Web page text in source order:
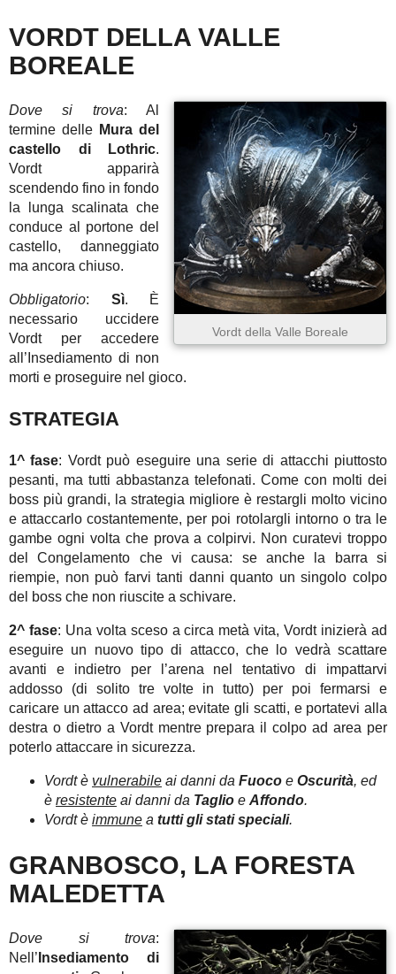
VORDT DELLA VALLE
BOREALE
Vordt della Valle Boreale
Dove si trova: Al
termine delle Mura del
castello di Lothric.
Vordt apparirà
scendendo fino in fondo
la lunga scalinata che
conduce al portone del
castello, danneggiato
ma ancora chiuso.
Obbligatorio: Sì. È
necessario uccidere
Vordt per accedere
all’Insediamento di non
morti e proseguire nel gioco.
STRATEGIA
1^ fase: Vordt può eseguire una serie di attacchi piuttosto
pesanti, ma tutti abbastanza telefonati. Come con molti dei
boss più grandi, la strategia migliore è restargli molto vicino
e attaccarlo costantemente, per poi rotolargli intorno o tra le
gambe ogni volta che prova a colpirvi. Non curatevi troppo
del Congelamento che vi causa: se anche la barra si
riempie, non può farvi tanti danni quanto un singolo colpo
del boss che non riuscite a schivare.
2^ fase: Una volta sceso a circa metà vita, Vordt inizierà ad
eseguire un nuovo tipo di attacco, che lo vedrà scattare
avanti e indietro per l’arena nel tentativo di impattarvi
addosso (di solito tre volte in tutto) per poi fermarsi e
caricare un attacco ad area; evitate gli scatti, e portatevi alla
destra o dietro a Vordt mentre prepara il colpo ad area per
poterlo attaccare in sicurezza.
Vordt è vulnerabile ai danni da Fuoco e Oscurità, ed
è resistente ai danni da Taglio e Affondo.
Vordt è immune a tutti gli stati speciali.
GRANBOSCO, LA FORESTA
MALEDETTA
Dove si trova:
Nell’ Insediamento di